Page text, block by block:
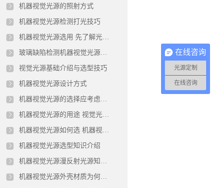
机器视觉光源的照射方式
机器视觉光源检测打光技巧
机器视觉光源选用 先了解光源的4个基础知识
玻璃缺陷检测机器视觉光源厂家
视觉光源基础介绍与选型技巧
机器视觉光源设计方式
机器视觉光源的选择应考虑哪些特性
机器视觉光源的用途 视觉光源有什么作用
机器视觉光源如何选 机器视觉光源选择方法
机器视觉光源选型知识介绍
机器视觉光源漫反射光源知识讲解
机器视觉光源外壳材质为何选择铝材
在线咨询
光源定制
在线咨询